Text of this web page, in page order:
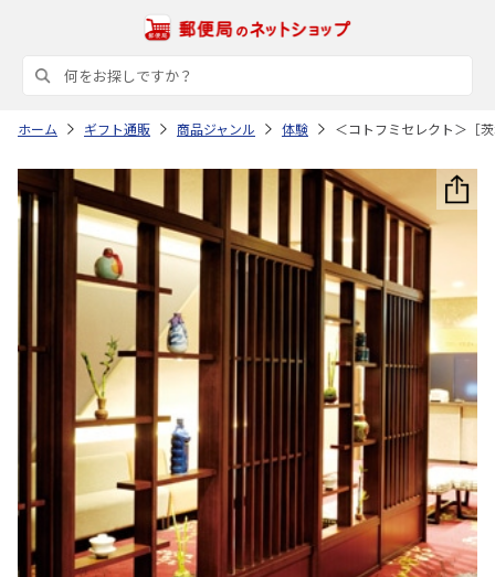
ホーム ギフト通販 商品ジャンル 体験 ＜コトフミセレクト＞［